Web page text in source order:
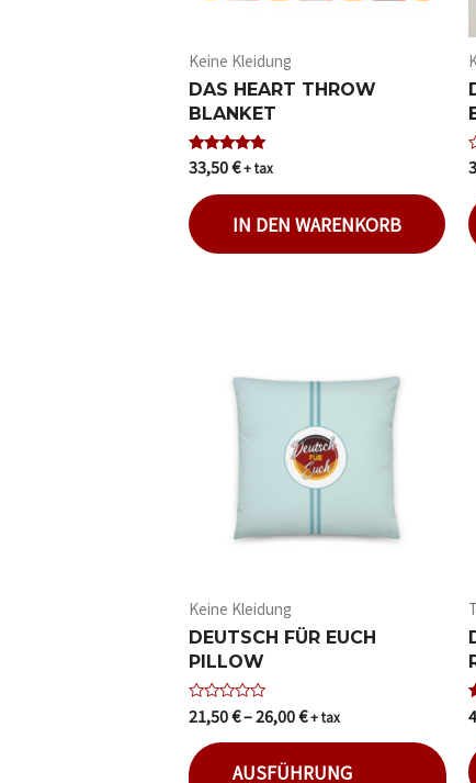
Keine Kleidung
DAS HEART THROW
BLANKET
Bewertet mit
5.00
von 5
33,50€+ tax
IN DEN WARENKORB
5
Keine Kleidung
DEUTSCH FÜR EUCH
PILLOW
Bewertet
mit
von
5
21,50€–26,00€+ tax
AUSFÜHRUNG